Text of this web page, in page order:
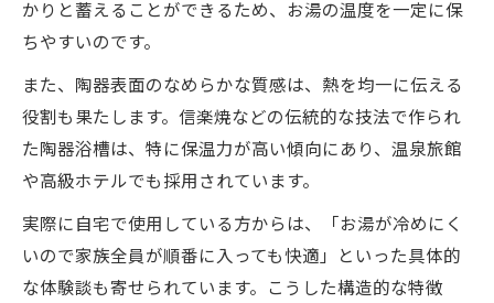
かりと蓄えることができるため、お湯の温度を一定に保
ちやすいのです。
また、陶器表面のなめらかな質感は、熱を均一に伝える
役割も果たします。信楽焼などの伝統的な技法で作られ
た陶器浴槽は、特に保温力が高い傾向にあり、温泉旅館
や高級ホテルでも採用されています。
実際に自宅で使用している方からは、「お湯が冷めにく
いので家族全員が順番に入っても快適」といった具体的
な体験談も寄せられています。こうした構造的な特徴